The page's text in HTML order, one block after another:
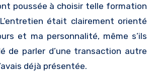
poussée à choisir telle formation
était clairement orienté
et ma personnalité, même s’ils
de parler d’une transaction autre
déjà présentée.